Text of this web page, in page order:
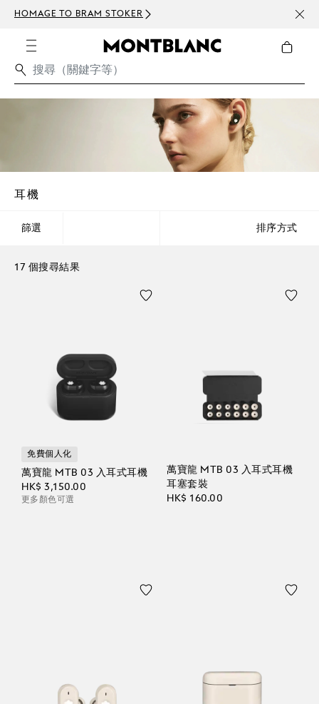
HOMAGE TO BRAM STOKER 訂閱
耳機
篩選 排序方式
17 個搜尋結果
免費個人化
萬寶龍 MTB 03 入耳式耳機
HK$ 3,150.00
更多顏色可選
萬寶龍 MTB 03 入耳式耳機
耳塞套裝
HK$ 160.00